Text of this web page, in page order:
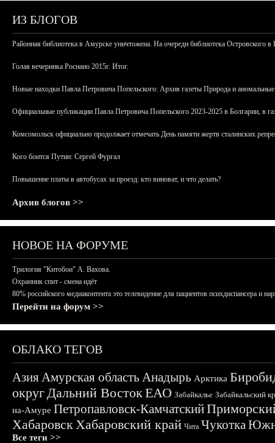
ИЗ БЛОГОВ
Районная библиотека в Амурске уничтожена. На очереди библиотека Островского в
Голая вечеринка Роснано 2015г. Итог.
Новые находки Павла Петровича Попельского: Архив газеты Природа и
Официальные публикации Павла Петровича Попельского 2023-2025 в Болгарии, в
Комсомольск официально продолжает отмечать День памяти жертв сталинских
Кого боится Путин: Сергей Фургал
Повышение платы в автобусах за проезд: кто виноват, и что делать?
Архив блогов >>
НОВОЕ НА ФОРУМЕ
Трилогия "Китобои" А. Вахова.
Охранник спит - смена идёт
80% российского медиаконтента это телевидение для пациентов психдиспансера и
Перейти на форум >>
ОБЛАКО ТЕГОВ
АзияАмурская область Анадырь Арктика
округДальний ВостокЕАО Забайкалье Забайкальский
на-Амуре Петропавловск-Камчатский
ХабаровскХабаровский край Чита Чукотка
Все теги >>